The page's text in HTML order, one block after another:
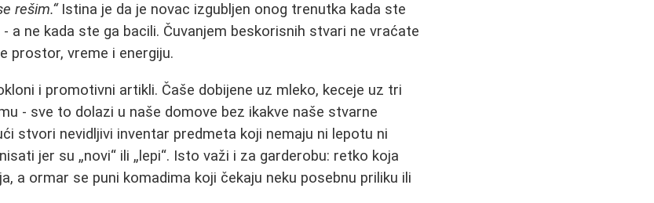
rešim.“Istina je da je novac izgubljen onog trenutka kada ste
a ne kada ste ga bacili. Čuvanjem beskorisnih stvari ne vraćate
prostor, vreme i energiju.
i promotivni artikli. Čaše dobijene uz mleko, keceje uz tri
- sve to dolazi u naše domove bez ikakve naše stvarne
stvori nevidljivi inventar predmeta koji nemaju ni lepotu ni
jer su „novi“ ili „lepi“. Isto važi i za garderobu: retko koja
a ormar se puni komadima koji čekaju neku posebnu priliku ili